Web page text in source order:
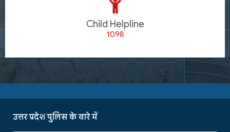
Child Helpline
1098
उत्तर प्रदेश पुलिस के बारे में